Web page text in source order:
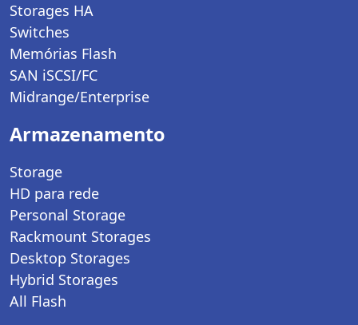
Storages HA
Switches
Memórias Flash
SAN iSCSI/FC
Midrange/Enterprise
Armazenamento
Storage
HD para rede
Personal Storage
Rackmount Storages
Desktop Storages
Hybrid Storages
All Flash